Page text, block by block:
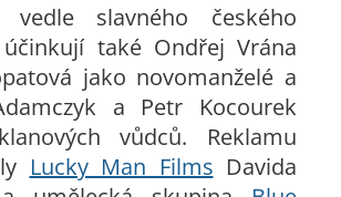
slavného českého
také Ondřej Vrána
jako novomanželé a
a Petr Kocourek
vůdců. Reklamu
Lucky Man Films Davida